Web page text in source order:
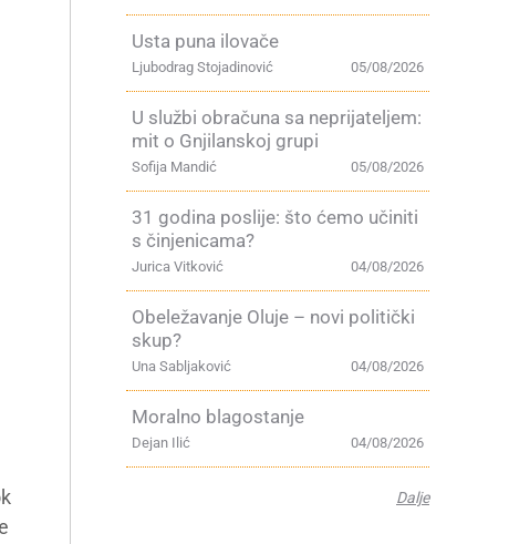
Usta puna ilovače
05/08/2026
Ljubodrag Stojadinović
U službi obračuna sa neprijateljem:
mit o Gnjilanskoj grupi
05/08/2026
Sofija Mandić
31 godina poslije: što ćemo učiniti
s činjenicama?
04/08/2026
Jurica Vitković
Obeležavanje Oluje – novi politički
skup?
04/08/2026
Una Sabljaković
Moralno blagostanje
04/08/2026
Dejan Ilić
Dalje